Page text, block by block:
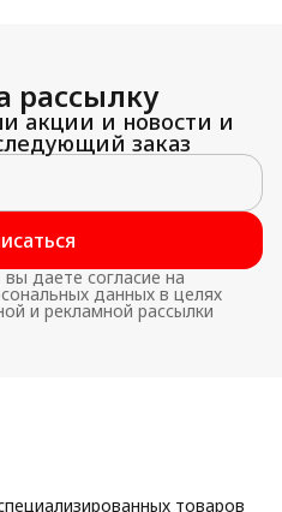
рассылку
акции и новости и
заказ
даете согласие на
данных в целях
и рекламной рассылки
товаров